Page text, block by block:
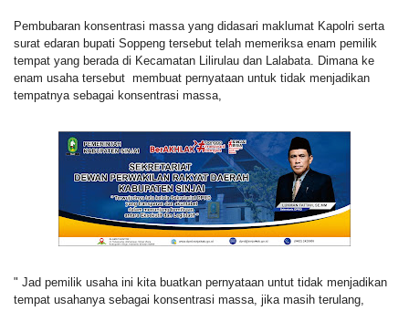
Pembubaran konsentrasi massa yang didasari maklumat Kapolri serta
surat edaran bupati Soppeng tersebut telah memeriksa enam pemilik
tempat yang berada di Kecamatan Lilirulau dan Lalabata. Dimana ke
enam usaha tersebut membuat pernyataan untuk tidak menjadikan
tempatnya sebagai konsentrasi massa,
" Jad pemilik usaha ini kita buatkan pernyataan untut tidak menjadikan
tempat usahanya sebagai konsentrasi massa, jika masih terulang,